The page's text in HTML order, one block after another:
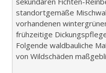
standortgemäße
vorhandenen
frühzeitige
Folgende waldbauliche
von Wildschäden